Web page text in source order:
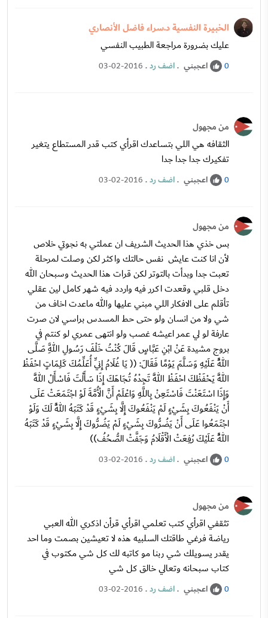
الخبيرة النفسية د.سراء فاضل الأنصاري
عليك بضرورة مراجعة الطبيب النفسي
0 اعجبني .اضف رد.
03-02-2016
من مجهول
الثقافه هي اللي بتساعدك اقرأي كتب قدر المستطاع يتغير
تفكيرك جدا جدا جدا
0 اعجبني .اضف رد.
03-02-2016
من مجهول
بس خذي هذا الحديث الشريف ان عملتي به نجوتي خلاص
لأن انا كنت عايش نفس حالتك واكثر لكن وصلت لمرحلة
تعبت جدا وبدأت بالتوتر لكن قرات هذا الحديث وسبحان الله
دخل قلبي وقعدت اكرر فيه واردد فيه شهر كامل لين عقلي
تأقلم على الافكار اللي مبني عليها والله ماعدت اخاف من
شي ولا من انسان ولو حتى حط المسدس براسي لان صرت
عارفة لو لي عمر اعيشه غصب ولو انتهى عمري لو كنتم في
بروج مشيدة عَنْ ابْنِ عَبَّاسٍ قَالَ كُنْتُ خَلْفَ رَسُولِ اللَّهِ صَلَّى
اللَّهُ عَلَيْهِ وَسَلَّمَ يَوْمًا فَقَالَ: (( يَا غُلَامُ إِنِّي أُعَلِّمُكَ كَلِمَاتٍ احْفَظْ
اللَّهَ يَحْفَظْكَ احْفَظْ اللَّهَ تَجِدْهُ تُجَاهَكَ إِذَا سَأَلْتَ فَاسْأَلْ اللَّهَ
وَإِذَا اسْتَعَنْتَ فَاسْتَعِنْ بِاللَّهِ وَاعْلَمْ أَنَّ الْأُمَّةَ لَوْ اجْتَمَعَتْ عَلَى
أَنْ يَنْفَعُوكَ بِشَيْءٍ لَمْ يَنْفَعُوكَ إِلَّا بِشَيْءٍ قَدْ كَتَبَهُ اللَّهُ لَكَ وَلَوْ
اجْتَمَعُوا عَلَى أَنْ يَضُرُّوكَ بِشَيْءٍ لَمْ يَضُرُّوكَ إِلَّا بِشَيْءٍ قَدْ كَتَبَهُ
اللَّهُ عَلَيْكَ رُفِعَتْ الْأَقْلَامُ وَجَفَّتْ الصُّحُفُ))
0 اعجبني .اضف رد.
03-02-2016
من مجهول
تثقفي اقرأي كتب تعلمي اقرأي قرأن اذكري الله العبي
رياضة فرغي طاقتك السلبيه هذه لا تعيشين بصمت وما احد
يقدر يسويلك شي ربنا مو كاتبه لك كل شي مكتوب في
كتاب سبحانه وتعالي خالق كل شي
0 اعجبني .اضف رد.
03-02-2016